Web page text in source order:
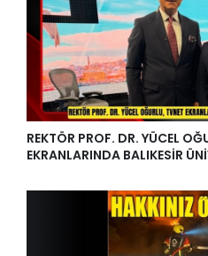
REKTÖR PROF. DR. YÜCEL
EKRANLARINDA BALIKESİR